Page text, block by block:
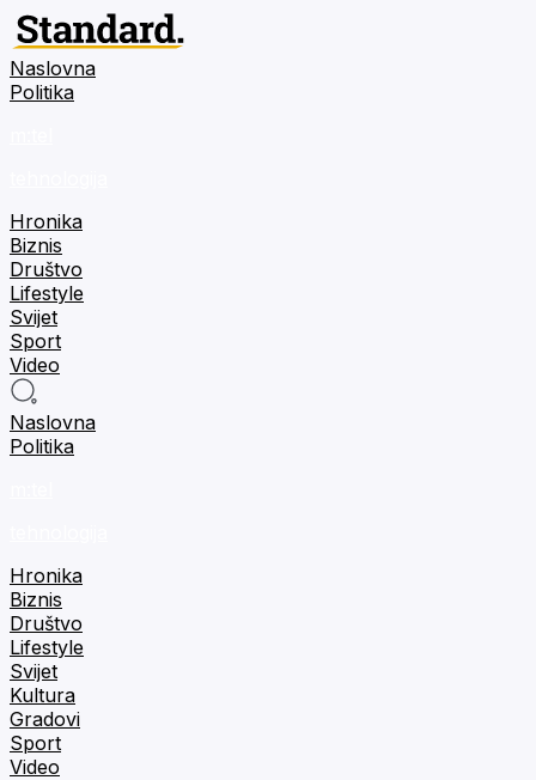
Naslovna
Politika
Hronika
Biznis
Društvo
Lifestyle
Svijet
Sport
Video
Naslovna
Politika
Hronika
Biznis
Društvo
Lifestyle
Svijet
Kultura
Gradovi
Sport
Video